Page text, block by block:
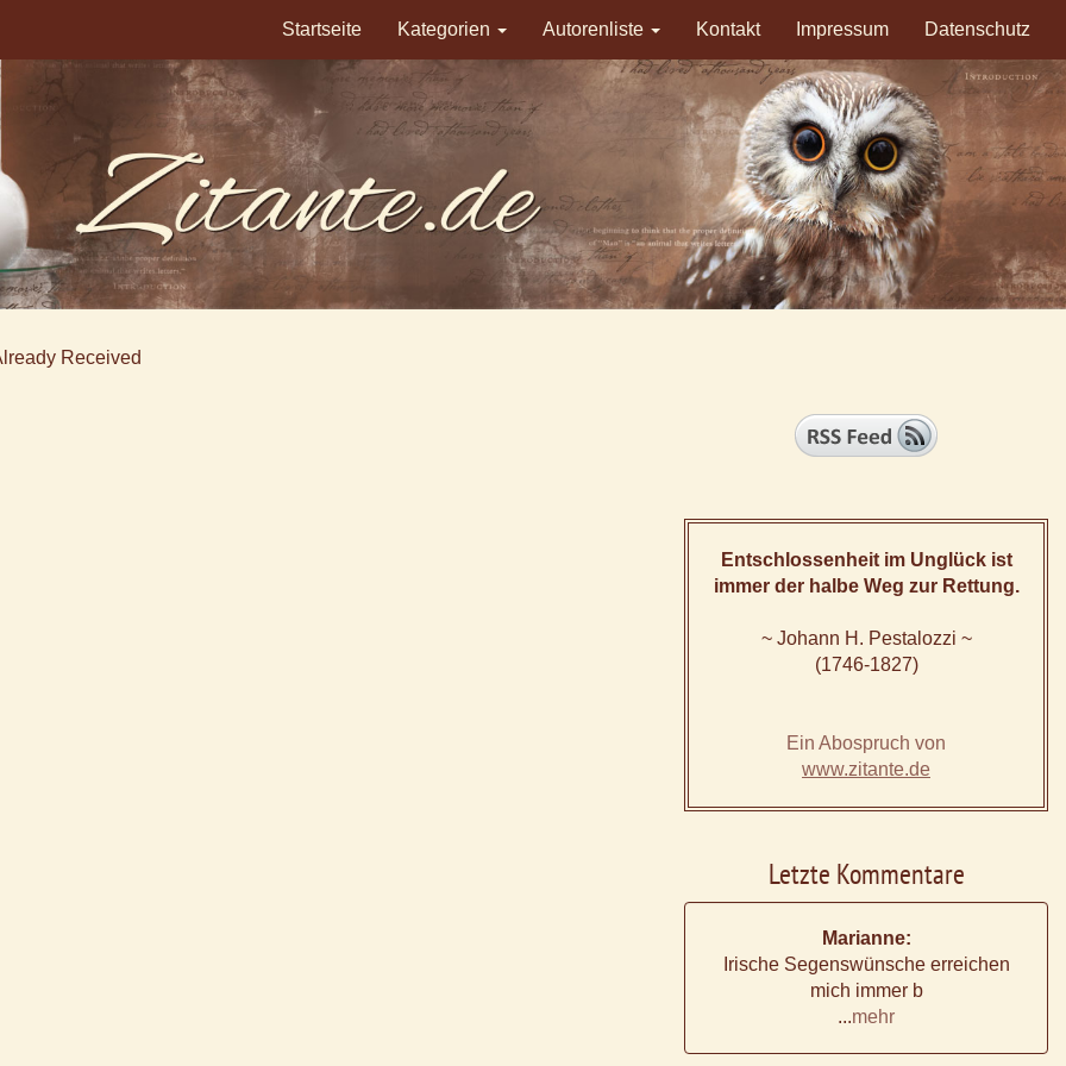
Startseite Kategorien Autorenliste Kontakt Impressum Datenschutz
Received
Entschlossenheit im Unglück ist
immer der halbe Weg zur Rettung.
~ Johann H. Pestalozzi ~
(1746-1827)
Ein Abospruch von
www.zitante.de
Letzte Kommentare
Marianne:
Irische Segenswünsche erreichen
mich immer b
...mehr